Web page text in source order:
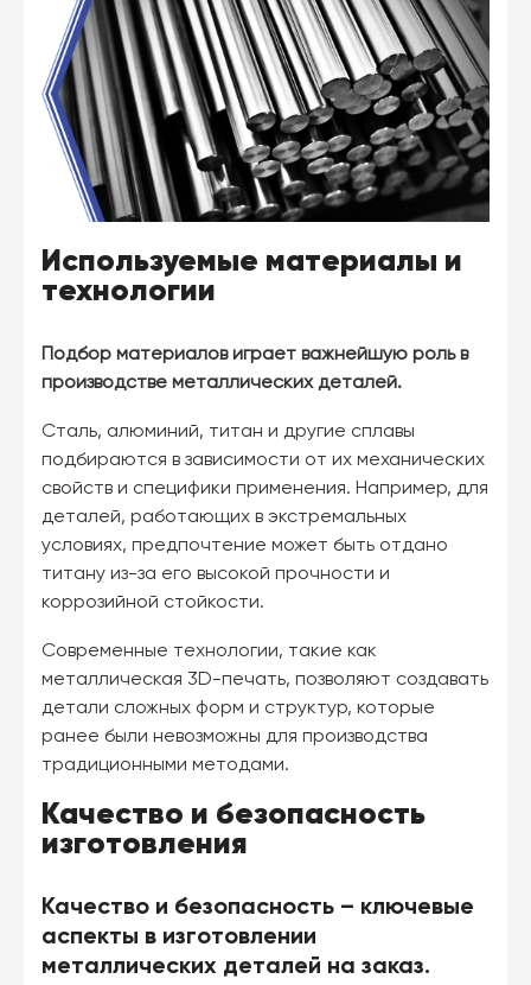
Используемые материалы и
технологии
Подбор материалов играет важнейшую роль в
производстве металлических деталей.
Сталь, алюминий, титан и другие сплавы
подбираются в зависимости от их механических
свойств и специфики применения. Например, для
деталей, работающих в экстремальных
условиях, предпочтение может быть отдано
титану из-за его высокой прочности и
коррозийной стойкости.
Современные технологии, такие как
металлическая 3D-печать, позволяют создавать
детали сложных форм и структур, которые
ранее были невозможны для производства
традиционными методами.
Качество и безопасность
изготовления
Качество и безопасность – ключевые
аспекты в изготовлении
металлических деталей на заказ.